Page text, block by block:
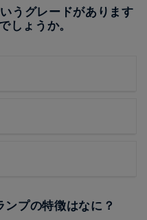
うグレードがあります
しょうか。
プの特徴はなに？